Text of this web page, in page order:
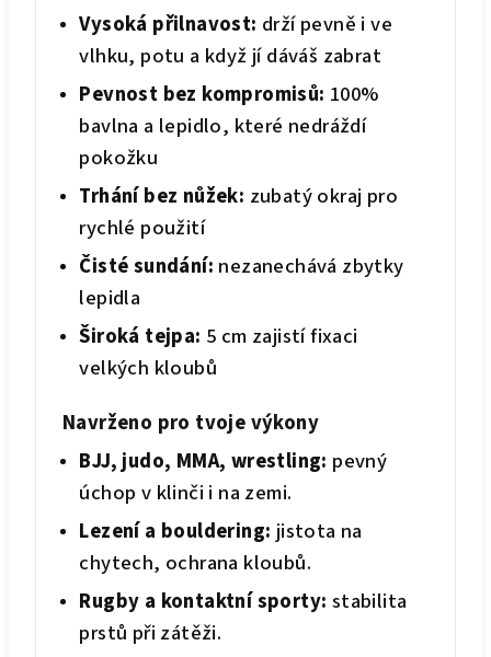
Vysoká přilnavost: drží pevně i ve
vlhku, potu a když jí dáváš zabrat
Pevnost bez kompromisů: 100%
bavlna a lepidlo, které nedráždí
pokožku
Trhání bez nůžek: zubatý okraj pro
rychlé použití
Čisté sundání: nezanechává zbytky
lepidla
Široká tejpa: 5 cm zajistí fixaci
velkých kloubů
Navrženo pro tvoje výkony
BJJ, judo, MMA, wrestling: pevný
úchop v klinči i na zemi.
Lezení a bouldering: jistota na
chytech, ochrana kloubů.
Rugby a kontaktní sporty: stabilita
prstů při zátěži.